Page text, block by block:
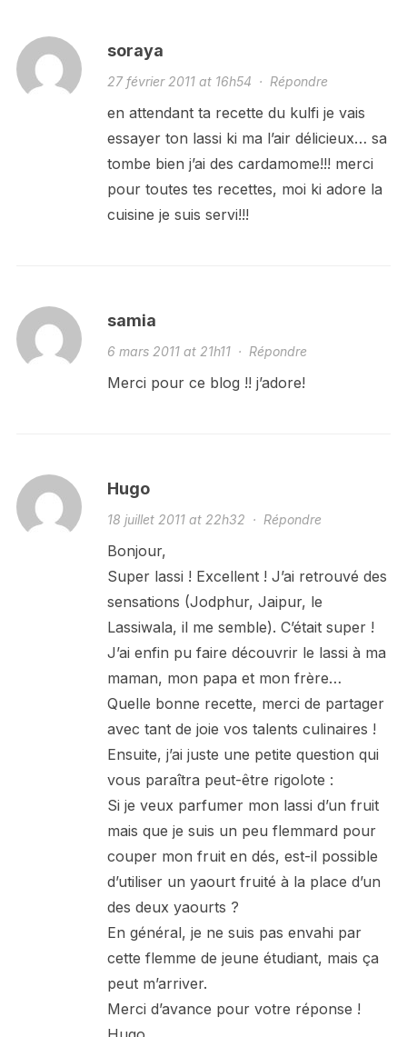
soraya
27 février 2011 at 16h54 · Répondre
en attendant ta recette du kulfi je vais
essayer ton lassi ki ma l’air délicieux… sa
tombe bien j’ai des cardamome!!! merci
pour toutes tes recettes, moi ki adore la
cuisine je suis servi!!!
samia
6 mars 2011 at 21h11· Répondre
Merci pour ce blog !! j’adore!
Hugo
18 juillet 2011 at 22h32 · Répondre
Bonjour,
Super lassi ! Excellent ! J’ai retrouvé des
sensations (Jodphur, Jaipur, le
Lassiwala, il me semble). C’était super !
J’ai enfin pu faire découvrir le lassi à ma
maman, mon papa et mon frère…
Quelle bonne recette, merci de partager
avec tant de joie vos talents culinaires !
Ensuite, j’ai juste une petite question qui
vous paraîtra peut-être rigolote :
Si je veux parfumer mon lassi d’un fruit
mais que je suis un peu flemmard pour
couper mon fruit en dés, est-il possible
d’utiliser un yaourt fruité à la place d’un
des deux yaourts ?
En général, je ne suis pas envahi par
cette flemme de jeune étudiant, mais ça
peut m’arriver.
Merci d’avance pour votre réponse !